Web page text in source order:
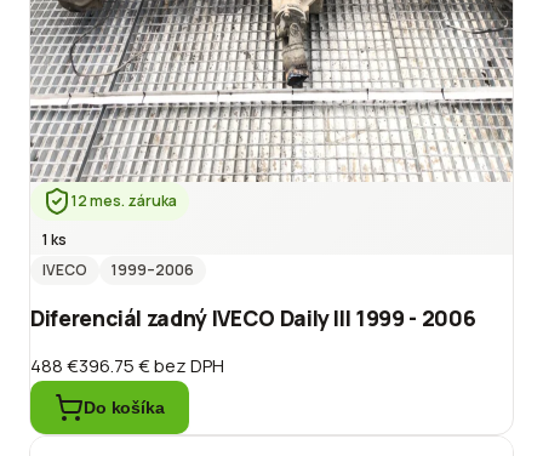
12 mes. záruka
1 ks
IVECO
1999–2006
Diferenciál zadný IVECO Daily III 1999 - 2006
488 €396.75 €bez DPH
Do košíka